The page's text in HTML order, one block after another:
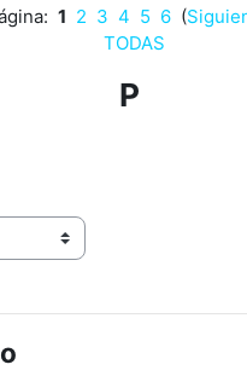
1 2 3 4 5 6(
TODAS
P